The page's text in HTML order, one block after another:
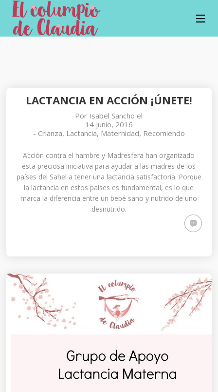
INFLUYE EN
MATERNIDAD
Y CÓMO
PUEDE
TU PAREJA
DE LA
POESÍA
INFANTIL
MOVIMIENTO
PARA
MONTESSORI
Y PICKLER
LÍMITES
EN UNA
ESCUELA
ACTIVA
30
DICIEMBRE
2016
INFANTIL Y
AZÚCAR
LACTANCIA EN ACCIÓN ¡ÚNETE!
Por Isabel Sancho el
14 junio, 2016
- Crianza, Lactancia, Maternidad, Recomiendo
Acción contra el hambre y Madresfera han organizado
esta preciosa iniciativa para ayudar a las madres de los
países del Sahel a tener una lactancia satisfactoria. Porque
la lactancia en estos países es fundamental, es lo que
marca la diferencia entre un bebé sano y nutrido de uno
desnutrido.